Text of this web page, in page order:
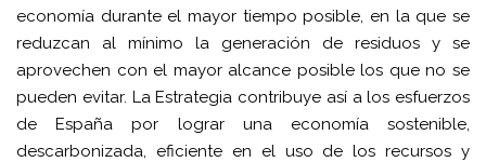
economía durante el mayor tiempo posible, en la que se
reduzcan al mínimo la generación de residuos y se
aprovechen con el mayor alcance posible los que no se
pueden evitar. La Estrategia contribuye así a los esfuerzos
de España por lograr una economía sostenible,
descarbonizada, eficiente en el uso de los recursos y